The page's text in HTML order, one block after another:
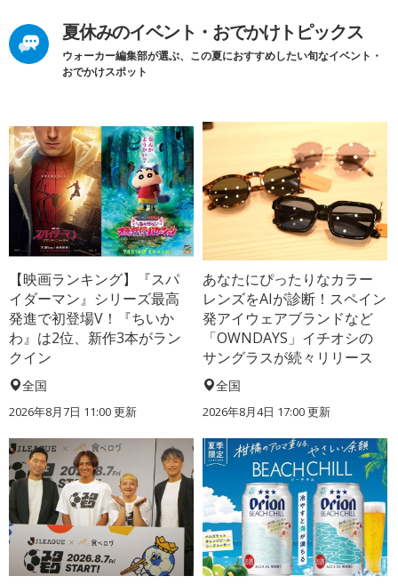
夏休みのイベント・おでかけトピックス
ウォーカー編集部が選ぶ、この夏におすすめしたい旬なイベント・
おでかけスポット
【映画ランキング】『スパ
イダーマン』シリーズ最高
発進で初登場V！『ちいか
わ』は2位、新作3本がラン
クイン
全国
2026年8月7日 11:00更新
あなたにぴったりなカラー
レンズをAIが診断！スペイン
発アイウェアブランドなど
「OWNDAYS」イチオシの
サングラスが続々リリース
全国
2026年8月4日 17:00更新